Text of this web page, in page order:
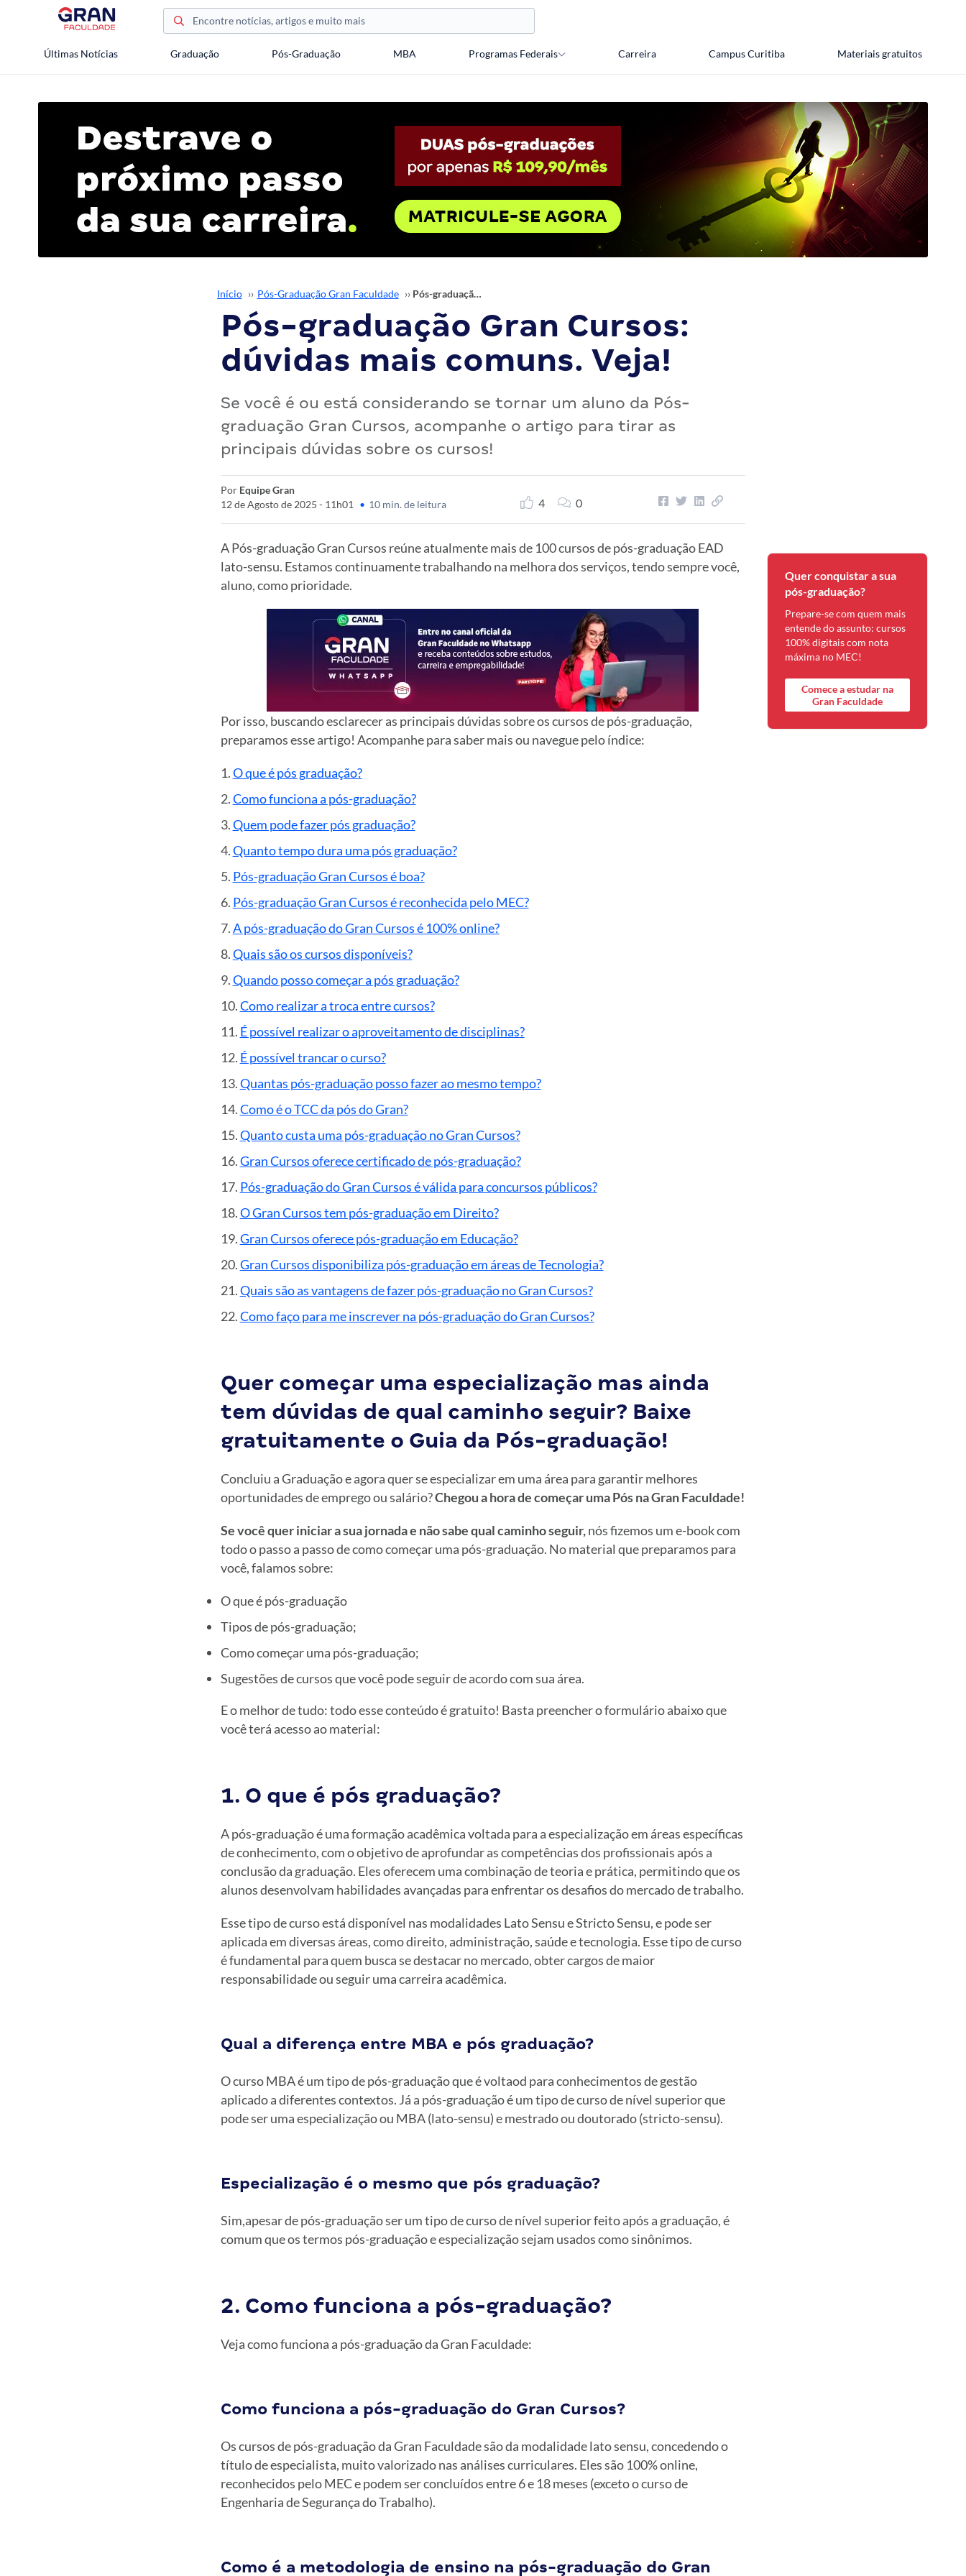
Últimas Notícias Graduação Pós-Graduação MBA Programas Federais Carreira Campus Curitiba Materiais gratuitos
Início ›› Pós-Graduação Gran Faculdade ›› Pós-graduação Gran Cursos: dúvidas mais comuns. Veja!
Pós-graduação Gran Cursos:
dúvidas mais comuns. Veja!
Se você é ou está considerando se tornar um aluno da Pós-
graduação Gran Cursos, acompanhe o artigo para tirar as
principais dúvidas sobre os cursos!
Por Equipe Gran
12 de Agosto de 2025 - 11h01
• 10 min. de leitura 4 0
A Pós-graduação Gran Cursos reúne atualmente mais de 100 cursos de pós-graduação EAD
lato-sensu. Estamos continuamente trabalhando na melhora dos serviços, tendo sempre você,
aluno, como prioridade.
Por isso, buscando esclarecer as principais dúvidas sobre os cursos de pós-graduação,
preparamos esse artigo! Acompanhe para saber mais ou navegue pelo índice:
O que é pós graduação?
Como funciona a pós-graduação?
Quem pode fazer pós graduação?
Quanto tempo dura uma pós graduação?
Pós-graduação Gran Cursos é boa?
Pós-graduação Gran Cursos é reconhecida pelo MEC?
A pós-graduação do Gran Cursos é 100% online?
Quais são os cursos disponíveis?
Quando posso começar a pós graduação?
Como realizar a troca entre cursos?
É possível realizar o aproveitamento de disciplinas?
É possível trancar o curso?
Quantas pós-graduação posso fazer ao mesmo tempo?
Como é o TCC da pós do Gran?
Quanto custa uma pós-graduação no Gran Cursos?
Gran Cursos oferece certificado de pós-graduação?
Pós-graduação do Gran Cursos é válida para concursos públicos?
O Gran Cursos tem pós-graduação em Direito?
Gran Cursos oferece pós-graduação em Educação?
Gran Cursos disponibiliza pós-graduação em áreas de Tecnologia?
Quais são as vantagens de fazer pós-graduação no Gran Cursos?
Como faço para me inscrever na pós-graduação do Gran Cursos?
Quer começar uma especialização mas ainda
tem dúvidas de qual caminho seguir? Baixe
gratuitamente o Guia da Pós-graduação!
Concluiu a Graduação e agora quer se especializar em uma área para garantir melhores
oportunidades de emprego ou salário?Chegou a hora de começar uma Pós na Gran Faculdade!
Se você quer iniciar a sua jornada e não sabe qual caminho seguir,nós fizemos um e-book com
todo o passo a passo de como começar uma pós-graduação. No material que preparamos para
você, falamos sobre:
O que é pós-graduação
Tipos de pós-graduação;
Como começar uma pós-graduação;
Sugestões de cursos que você pode seguir de acordo com sua área.
E o melhor de tudo: todo esse conteúdo é gratuito! Basta preencher o formulário abaixo que
você terá acesso ao material:
1. O que é pós graduação?
A pós-graduação é uma formação acadêmica voltada para a especialização em áreas específicas
de conhecimento, com o objetivo de aprofundar as competências dos profissionais após a
conclusão da graduação. Eles oferecem uma combinação de teoria e prática, permitindo que os
alunos desenvolvam habilidades avançadas para enfrentar os desafios do mercado de trabalho.
Esse tipo de curso está disponível nas modalidades Lato Sensu e Stricto Sensu, e pode ser
aplicada em diversas áreas, como direito, administração, saúde e tecnologia. Esse tipo de curso
é fundamental para quem busca se destacar no mercado, obter cargos de maior
responsabilidade ou seguir uma carreira acadêmica.
Qual a diferença entre MBA e pós graduação?
O curso MBA é um tipo de pós-graduação que é voltaod para conhecimentos de gestão
aplicado a diferentes contextos. Já a pós-graduação é um tipo de curso de nível superior que
pode ser uma especialização ou MBA (lato-sensu) e mestrado ou doutorado (stricto-sensu).
Especialização é o mesmo que pós graduação?
Sim,apesar de pós-graduação ser um tipo de curso de nível superior feito após a graduação, é
comum que os termos pós-graduação e especialização sejam usados como sinônimos.
2. Como funciona a pós-graduação?
Veja como funciona a pós-graduação da Gran Faculdade:
Como funciona a pós-graduação do Gran Cursos?
Os cursos de pós-graduação da Gran Faculdade são da modalidade lato sensu, concedendo o
título de especialista, muito valorizado nas análises curriculares. Eles são 100% online,
reconhecidos pelo MEC e podem ser concluídos entre 6 e 18 meses (exceto o curso de
Engenharia de Segurança do Trabalho).
Como é a metodologia de ensino na pós-graduação do Gran
Quer conquistar a sua
pós-graduação?
Prepare-se com quem mais
entende do assunto: cursos
100% digitais com nota
máxima no MEC!
Comece a estudar na
Gran Faculdade